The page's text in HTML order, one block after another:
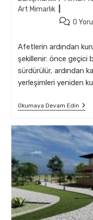
Art Mimarlık
Post0
Afetlerin ardından
şekillenir: önce geçici
sürdürülür, ardından
yerleşimleri yeniden
Okumaya Devam EdinAfet